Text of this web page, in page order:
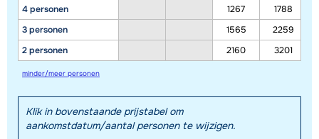
4 personen
3 personen
2 personen
1267
1788
1565
2259
2160
3201
minder/meer personen
Klik in bovenstaande prijstabel om
aankomstdatum/aantal personen te wijzigen.